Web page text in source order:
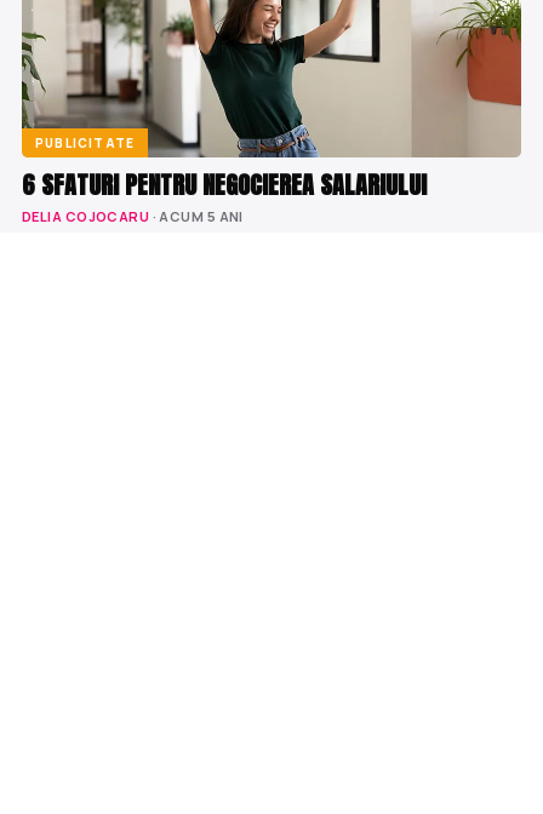
PUBLICITATE
6 SFATURI PENTRU NEGOCIEREA SALARIULUI
DELIA COJOCARU · ACUM 5 ANI